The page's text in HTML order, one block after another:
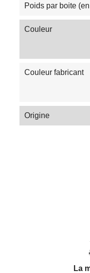
Poids par boite
Couleur
Couleur fabricant
Origine
La